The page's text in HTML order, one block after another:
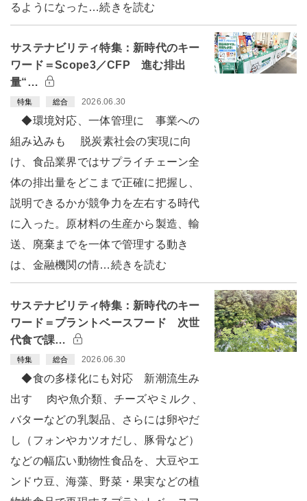
るようになった…続きを読む
サステナビリティ特集：新時代のキー
ワード＝Scope3／CFP 進む排出
量“…
特集 総合 2026.06.30
◆環境対応、一体管理に 事業への
組み込みも 脱炭素社会の実現に向
け、食品業界ではサプライチェーン全
体の排出量をどこまで正確に把握し、
説明できるかが競争力を左右する時代
に入った。原材料の生産から製造、輸
送、廃棄までを一体で管理する動き
は、金融機関の情…続きを読む
サステナビリティ特集：新時代のキー
ワード＝プラントベースフード 次世
代食で課…
特集 総合 2026.06.30
◆食の多様化にも対応 新潮流生み
出す 肉や魚介類、チーズやミルク、
バターなどの乳製品、さらには卵やだ
し（フォンやカツオだし、豚骨など）
などの幅広い動物性食品を、大豆やエ
ンドウ豆、海藻、野菜・果実などの植